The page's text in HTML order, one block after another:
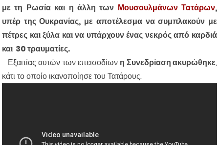
με τη Ρωσία και η άλλη των Μουσουλμάνων Τατάρων,
υπέρ της Ουκρανίας, με αποτέλεσμα να συμπλακούν με
πέτρες και ξύλα και να υπάρχουνένας νεκρός από καρδιά
και 30 τραυματίες.
Εξαιτίας αυτών των επεισοδίων η Συνεδρίαση ακυρώθηκε,
κάτι το οποίο ικανοποίησε του Τατάρους.